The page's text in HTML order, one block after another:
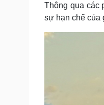
Thông qua các
sự hạn chế của